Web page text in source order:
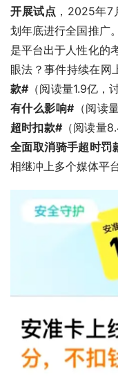
开展试点 ，2025年
划年底进行全国推广
是平台出于人性化的
眼法？事件持续在网
款# （阅读量1.9亿，
有什么影响# （阅读
超时扣款#（阅读量
全面取消骑手超时罚
相继冲上多个媒体平